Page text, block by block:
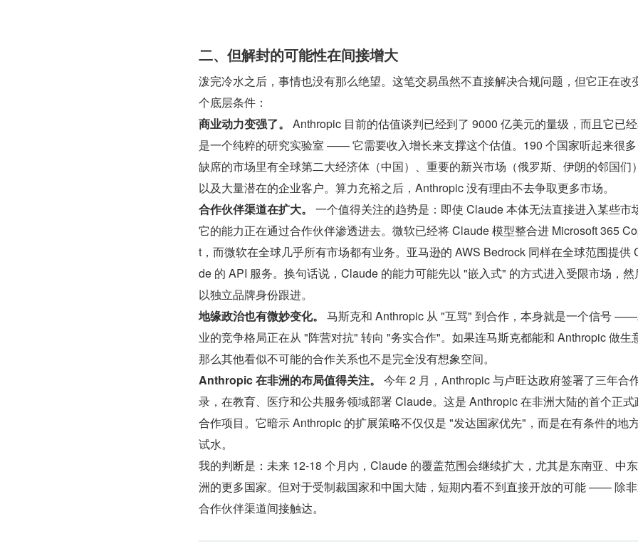
二、但解封的可能性在间接增大
泼完冷水之后，事情也没有那么绝望。这笔交易虽然不直接解决合规问题，但它正在改
个底层条件：
商业动力变强了。
Anthropic 目前的估值谈判已经到了 9000 亿美元的量级，而且它已
是一个纯粹的研究实验室 —— 它需要收入增长来支撑这个估值。190 个国家听起来很
缺席的市场里有全球第二大经济体（中国）、重要的新兴市场（俄罗斯、伊朗的邻国们
以及大量潜在的企业客户。算力充裕之后，Anthropic 没有理由不去争取更多市场。
合作伙伴渠道在扩大。
一个值得关注的趋势是：即使 Claude 本体无法直接进入某些市
它的能力正在通过合作伙伴渗透进去。微软已经将 Claude 模型整合进 Microsoft 365
t，而微软在全球几乎所有市场都有业务。亚马逊的 AWS Bedrock 同样在全球范围提供
de 的 API 服务。换句话说，Claude 的能力可能先以 "嵌入式" 的方式进入受限市场，然
以独立品牌身份跟进。
地缘政治也有微妙变化。
马斯克和 Anthropic 从 "互骂" 到合作，本身就是一个信号
业的竞争格局正在从 "阵营对抗" 转向 "务实合作"。如果连马斯克都能和 Anthropic 做生
那么其他看似不可能的合作关系也不是完全没有想象空间。
Anthropic 在非洲的布局值得关注。
今年 2 月，Anthropic 与卢旺达政府签署了三年合
录，在教育、医疗和公共服务领域部署 Claude。这是 Anthropic 在非洲大陆的首个正式
合作项目。它暗示 Anthropic 的扩展策略不仅仅是 "发达国家优先"，而是在有条件的地
试水。
我的判断是：未来 12-18 个月内，Claude 的覆盖范围会继续扩大，尤其是东南亚、中
洲的更多国家。但对于受制裁国家和中国大陆，短期内看不到直接开放的可能 —— 除
合作伙伴渠道间接触达。